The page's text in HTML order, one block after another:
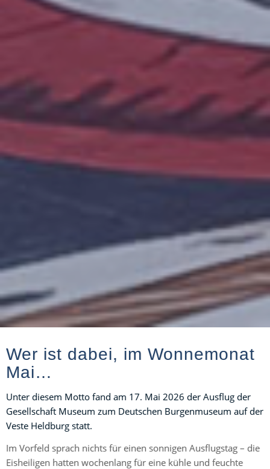
Wer ist dabei, im Wonnemonat
Mai…
Unter diesem Motto fand am 17. Mai 2026 der Ausflug der
Gesellschaft Museum zum Deutschen Burgenmuseum auf der
Veste Heldburg statt.
Im Vorfeld sprach nichts für einen sonnigen Ausflugstag – die
Eisheiligen hatten wochenlang für eine kühle und feuchte